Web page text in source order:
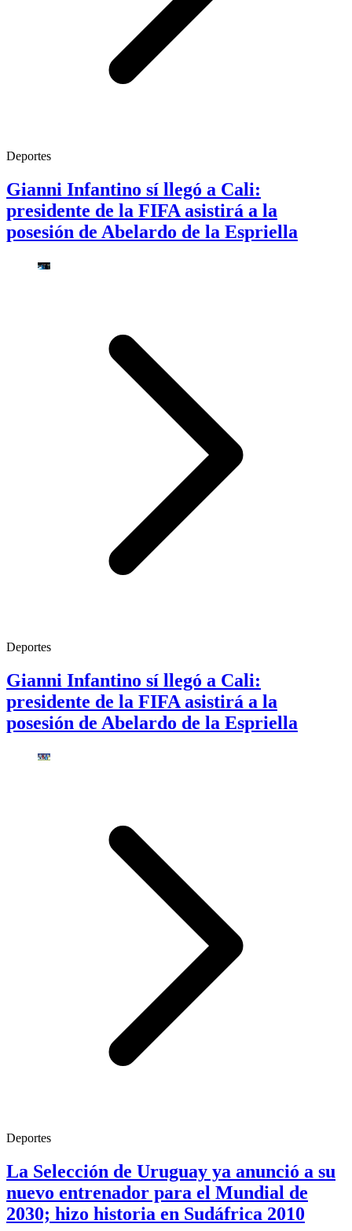
Deportes
Gianni Infantino sí llegó a Cali:
presidente de la FIFA asistirá a la
posesión de Abelardo de la Espriella
Deportes
Gianni Infantino sí llegó a Cali:
presidente de la FIFA asistirá a la
posesión de Abelardo de la Espriella
Deportes
La Selección de Uruguay ya anunció a su
nuevo entrenador para el Mundial de
2030; hizo historia en Sudáfrica 2010